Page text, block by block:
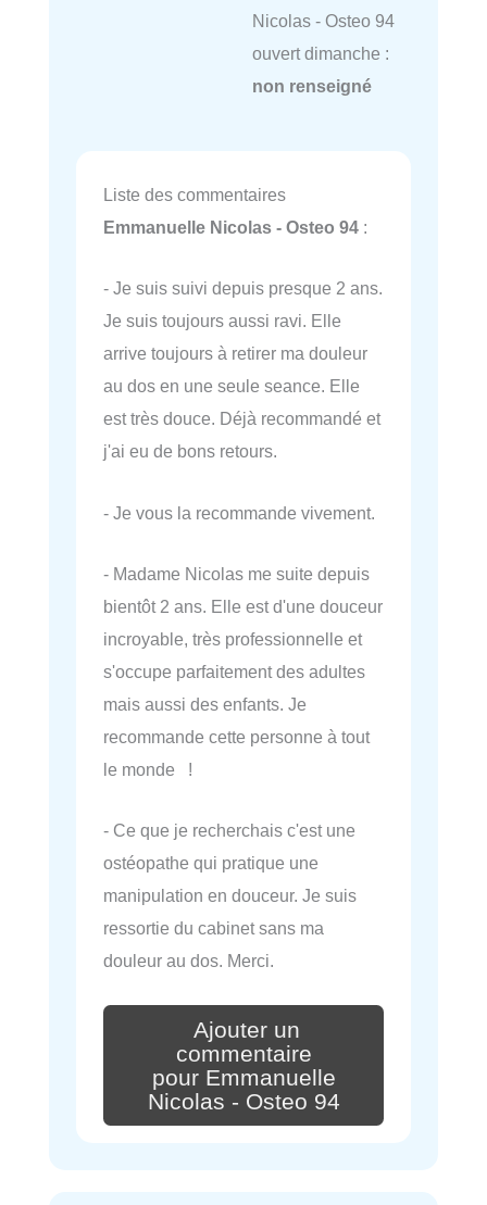
Nicolas - Osteo 94
ouvert dimanche :
non renseigné
Liste des commentaires
Emmanuelle Nicolas - Osteo 94 :
- Je suis suivi depuis presque 2 ans.
Je suis toujours aussi ravi. Elle
arrive toujours à retirer ma douleur
au dos en une seule seance. Elle
est très douce. Déjà recommandé et
j'ai eu de bons retours.
- Je vous la recommande vivement.
- Madame Nicolas me suite depuis
bientôt 2 ans. Elle est d'une douceur
incroyable, très professionnelle et
s'occupe parfaitement des adultes
mais aussi des enfants. Je
recommande cette personne à tout
le monde !
- Ce que je recherchais c'est une
ostéopathe qui pratique une
manipulation en douceur. Je suis
ressortie du cabinet sans ma
douleur au dos. Merci.
Ajouter un
commentaire
pour Emmanuelle
Nicolas - Osteo 94